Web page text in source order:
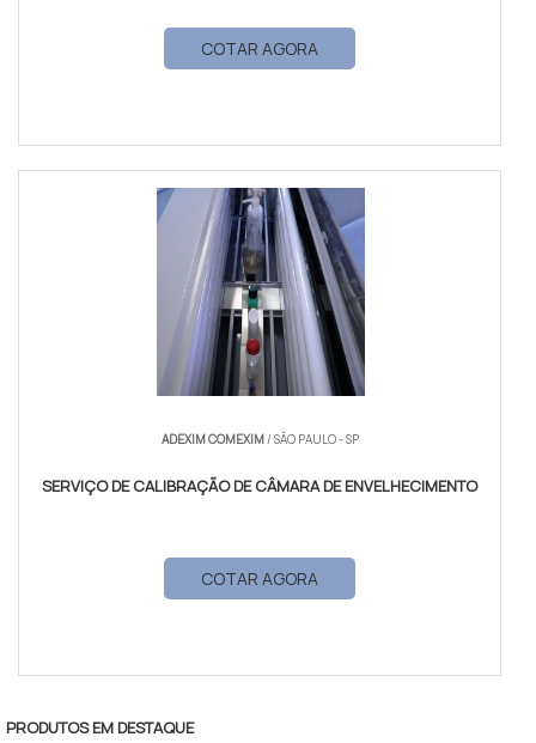
COTAR AGORA
ADEXIM COMEXIM/ SÃO PAULO - SP
SERVIÇO DE CALIBRAÇÃO DE CÂMARA DE ENVELHECIMENTO
COTAR AGORA
PRODUTOS EM DESTAQUE